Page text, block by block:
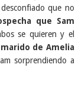
que no
que Sam
se quieren y el
de Amelia
sorprendiendo a